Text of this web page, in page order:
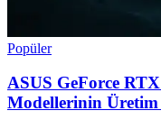
Popüler
ASUS GeForce
Modellerinin